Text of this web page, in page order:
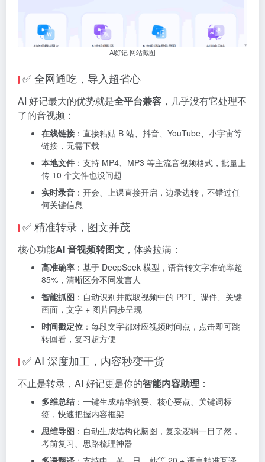
Ai好记 网站截图
✅ 全网通吃，导入超省心
AI 好记最大的优势就是全平台兼容 ，几乎没有它处理不
了的音视频：
在线链接 ：直接粘贴 B 站、抖音、YouTube、小宇宙等
链接，无需下载
本地文件 ：支持 MP4、MP3 等主流音视频格式，批量上
传 10 个文件也没问题
实时录音 ：开会、上课直接开启，边录边转，不错过任
何关键信息
✅ 精准转录，图文并茂
核心功能AI 音视频转图文 ，体验拉满：
高准确率 ：基于 DeepSeek 模型，语音转文字准确率超
85%，清晰区分不同发言人
智能抓图 ：自动识别并截取视频中的 PPT、课件、关键
画面，文字 + 图片同步呈现
时间戳定位 ：每段文字都对应视频时间点，点击即可跳
转回看，复习超方便
✅ AI 深度加工，内容秒变干货
不止是转录，AI 好记更是你的智能内容助理 ：
多维总结 ：一键生成精华摘要、核心要点、关键词标
签，快速把握内容框架
思维导图 ：自动生成结构化脑图，复杂逻辑一目了然，
考前复习、思路梳理神器